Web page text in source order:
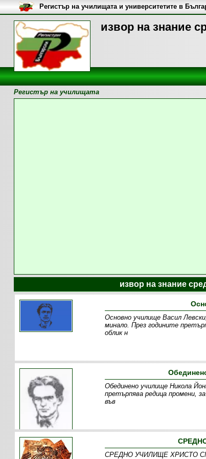
извор на знание
Регистър на училищата и университетите в
Регистър на училищата
извор на знание
Основно училище Васил
минало. През годините
облик н
Обединено училище Никола
претърпява редица промени,
във
СРЕДНО УЧИЛИЩЕ ХРИСТО